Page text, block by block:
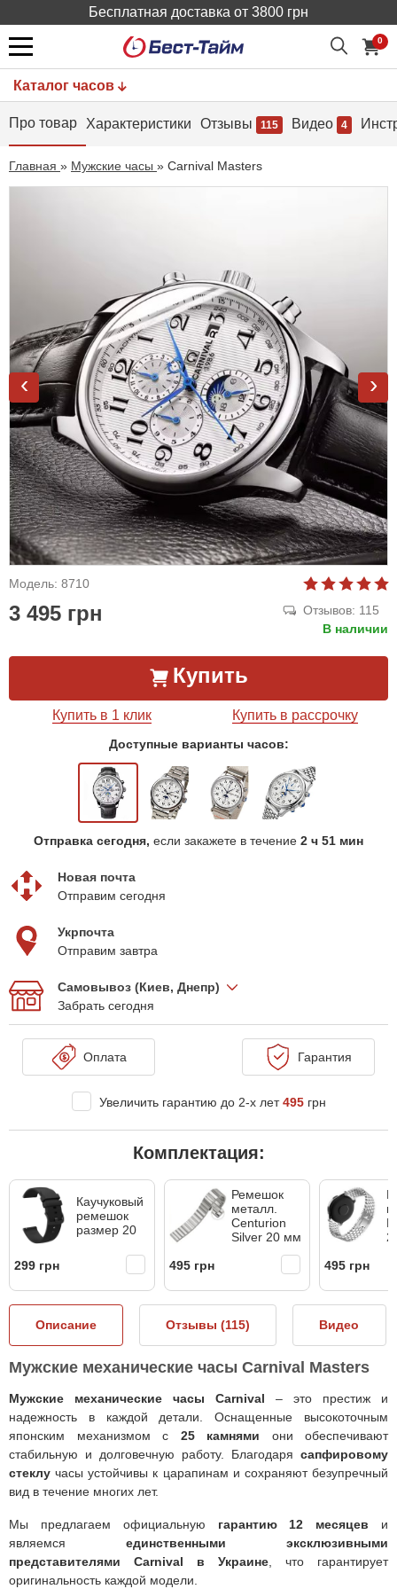
Бесплатная доставка от 3800 грн
0
Каталог часов
Про товар Характеристики Отзывы 115 Видео 4
Главная » Мужские часы » Carnival Masters
‹ ›
Модель: 8710
3 495 грн
Отзывов: 115
В наличии
Купить
Купить в 1 клик Купить в рассрочку
Доступные варианты часов:
Отправка сегодня, если закажете в течение 2 ч 51 мин
Новая почта
Отправим сегодня
Укрпочта
Отправим завтра
Самовывоз (Киев, Днепр)
Забрать сегодня
Оплата Гарантия
Увеличить гарантию до 2-х лет495 грн
Комплектация:
Каучуковый
ремешок
размер 20
299 грн
Ремешок
металл.
Centurion
Silver 20 мм
495 грн 495 грн
Описание Отзывы (115) Видео
Мужские механические часы Carnival Masters
Мужские механические часы Carnival – это престиж и
надежность в каждой детали. Оснащенные высокоточным
японским механизмом с 25 камнями они обеспечивают
стабильную и долговечную работу. Благодаря сапфировому
стеклу часы устойчивы к царапинам и сохраняют безупречный
вид в течение многих лет.
Мы предлагаем официальную гарантию 12 месяцев и
являемся единственными эксклюзивными
представителями Carnival в Украине , что гарантирует
оригинальность каждой модели.